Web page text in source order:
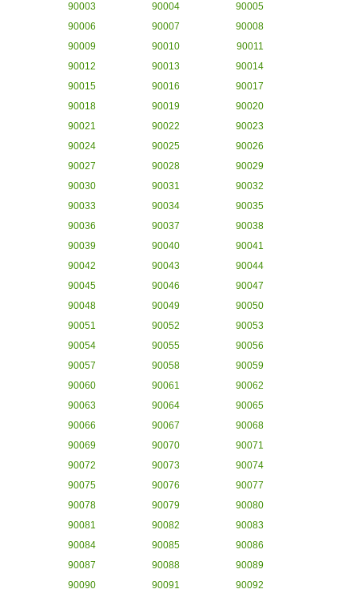
90003 90004
90005
90006
90007
90008
90009
90010
90011
90012
90013
90014
90015
90016
90017
90018
90019
90020
90021
90022
90023
90024
90025
90026
90027
90028
90029
90030
90031
90032
90033
90034
90035
90036
90037
90038
90039
90040
90041
90042
90043
90044
90045
90046
90047
90048
90049
90050
90051
90052
90053
90054
90055
90056
90057
90058
90059
90060
90061
90062
90063
90064
90065
90066
90067
90068
90069
90070
90071
90072
90073
90074
90075
90076
90077
90078
90079
90080
90081
90082
90083
90084
90085
90086
90087
90088
90089
90090
90091
90092